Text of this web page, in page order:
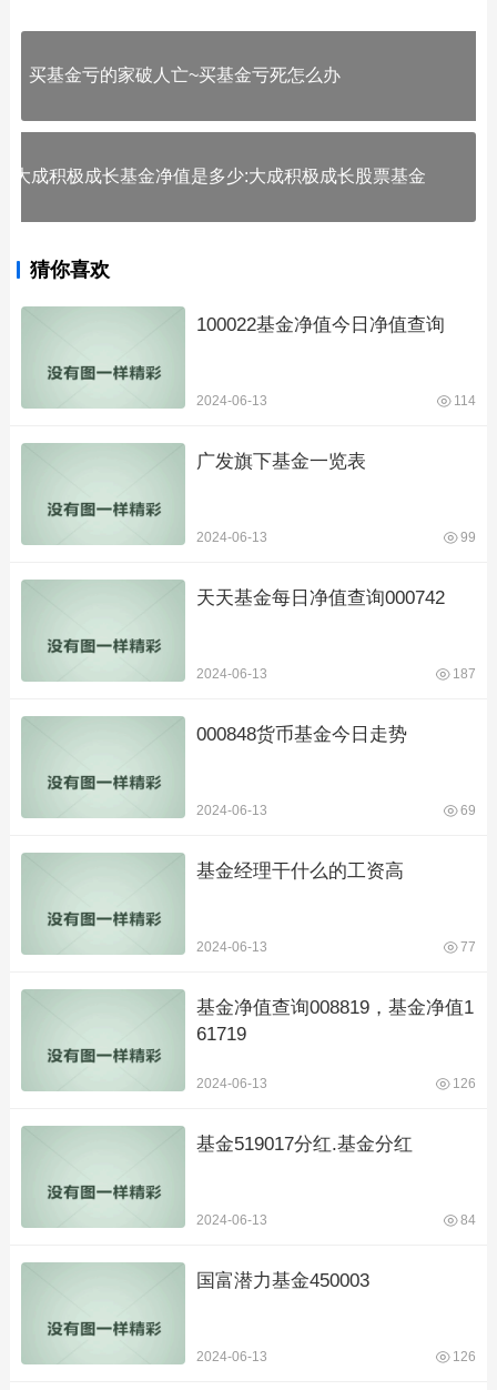
买基金亏的家破人亡~买基金亏死怎么办
大成积极成长基金净值是多少:大成积极成长股票基金
猜你喜欢
100022基金净值今日净值查询
2024-06-13 114
广发旗下基金一览表
2024-06-13 99
天天基金每日净值查询000742
2024-06-13 187
000848货币基金今日走势
2024-06-13 69
基金经理干什么的工资高
2024-06-13 77
基金净值查询008819，基金净值1
61719
2024-06-13 126
基金519017分红.基金分红
2024-06-13 84
国富潜力基金450003
2024-06-13 126